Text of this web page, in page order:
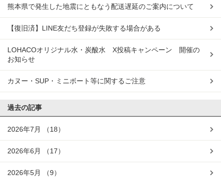
熊本県で発生した地震にともなう配送遅延のご案内について
【復旧済】LINE友だち登録が失敗する場合がある
LOHACOオリジナル水・炭酸水 X投稿キャンペーン 開催の
お知らせ
カヌー・SUP・ミニボート等に関するご注意
過去の記事
2026年7月 （18）
2026年6月 （17）
2026年5月 （9）